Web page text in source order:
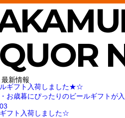
新情報
ギフト入荷しました★☆
お歳暮にぴったりのビールギフト
フト入荷しました☆